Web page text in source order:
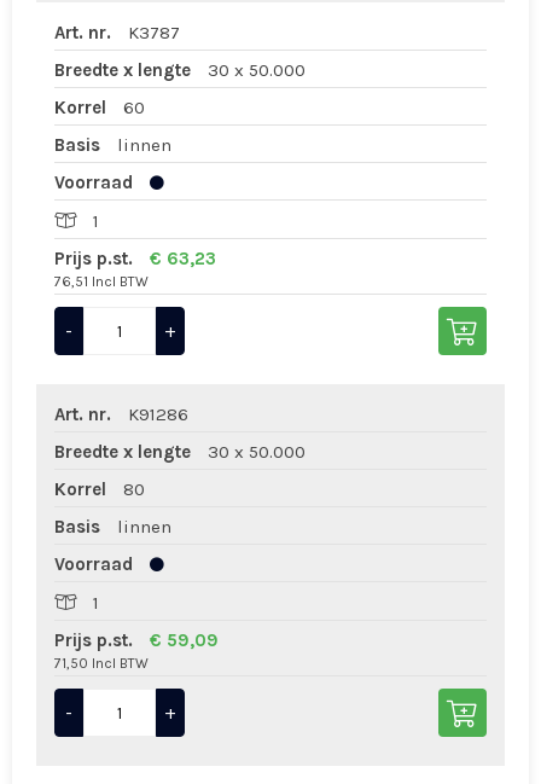
Art. nr.
K3787
Breedte x lengte
30 x 50.000
Korrel
60
Basis
linnen
Voorraad
1
Prijs p.st.
€ 63,23
76,51 Incl BTW
- +
Art. nr.
K91286
Breedte x lengte
30 x 50.000
Korrel
80
Basis
linnen
Voorraad
1
Prijs p.st.
€ 59,09
71,50 Incl BTW
- +